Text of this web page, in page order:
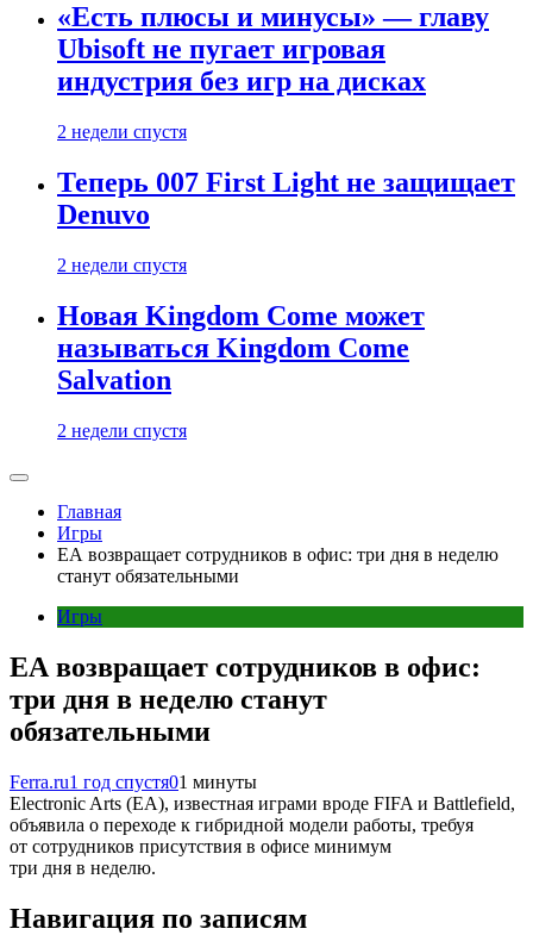
«Есть плюсы и минусы» — главу
Ubisoft не пугает игровая
индустрия без игр на дисках
2 недели спустя
Теперь 007 First Light не защищает
Denuvo
2 недели спустя
Новая Kingdom Come может
называться Kingdom Come
Salvation
2 недели спустя
Главная
Игры
EA возвращает сотрудников в офис: три дня в неделю
станут обязательными
Игры
EA возвращает сотрудников в офис:
три дня в неделю станут
обязательными
Ferra.ru1 год спустя01 минуты
Electronic Arts (EA), известная играми вроде FIFA и Battlefield,
объявила о переходе к гибридной модели работы, требуя
от сотрудников присутствия в офисе минимум
три дня в неделю.
Навигация по записям